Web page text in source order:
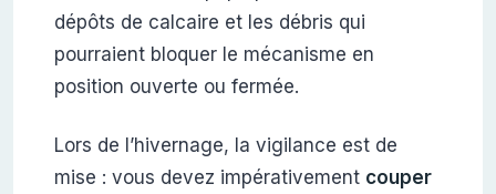
dépôts de calcaire et les débris qui
pourraient bloquer le mécanisme en
position ouverte ou fermée.
Lors de l’hivernage, la vigilance est de
mise : vous devez impérativement couper